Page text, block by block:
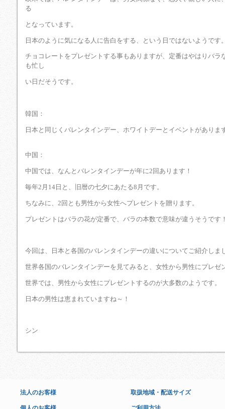
る
となっています。
日本のように気になる人に告白をする、という日ではないようです
チョコレートをプレゼントする事もありますが、定番はやはりバラ
も忙し
い日だそうです。
韓国：
日本と同じくバレンタインデー、ホワイトデーとイベントがありま
中国：
中国では、なんとバレンタインデーが年に2回あります！
毎年2月14日と、旧暦の七夕にあたる8月です。
ちなみに、2回とも男性から女性へプレゼントを贈ります。
プレゼントはバラの花が定番で、バラの本数で意味が違うそうです
今回は、日本と各国のバレンタインデーの違いについてご紹介しま
世界各国のバレンタインデーを見てみると、女性から男性にプレゼ
世界では、男性から女性にプレゼントするのが大多数のようです。
日本の男性は恵まれていますね～！
シン
法人のお客様 取扱地域・配送サイズ